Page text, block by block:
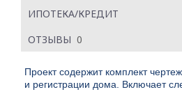
ИПОТЕКА/КРЕДИТ
ОТЗЫВЫ 0
Проект содержит комплект
и регистрации дома. Включает